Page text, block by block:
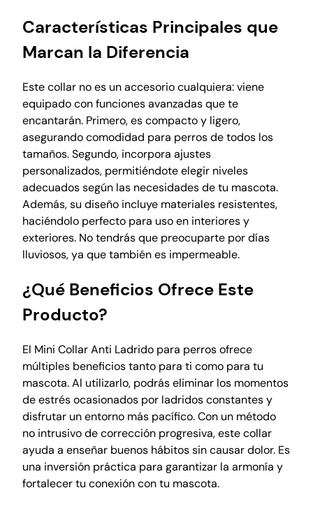
a
n
t
d
a
d
Características Principales que
Marcan la Diferencia
Este collar no es un accesorio cualquiera: viene
equipado con funciones avanzadas que te
encantarán. Primero, es compacto y ligero,
asegurando comodidad para perros de todos los
tamaños. Segundo, incorpora ajustes
personalizados, permitiéndote elegir niveles
adecuados según las necesidades de tu mascota.
Además, su diseño incluye materiales resistentes,
haciéndolo perfecto para uso en interiores y
exteriores. No tendrás que preocuparte por días
lluviosos, ya que también es impermeable.
¿Qué Beneficios Ofrece Este
Producto?
El Mini Collar Anti Ladrido para perros ofrece
múltiples beneficios tanto para ti como para tu
mascota. Al utilizarlo, podrás eliminar los momentos
de estrés ocasionados por ladridos constantes y
disfrutar un entorno más pacífico. Con un método
no intrusivo de corrección progresiva, este collar
ayuda a enseñar buenos hábitos sin causar dolor. Es
una inversión práctica para garantizar la armonía y
fortalecer tu conexión con tu mascota.